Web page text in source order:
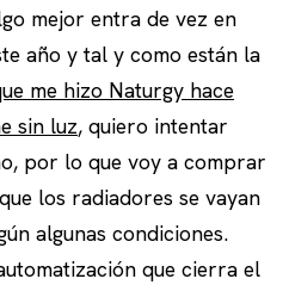
mejor entra de vez en
año y tal y como están la
me hizo Naturgy hace
sin luz, quiero intentar
por lo que voy a comprar
los radiadores se vayan
algunas condiciones.
que cierra el